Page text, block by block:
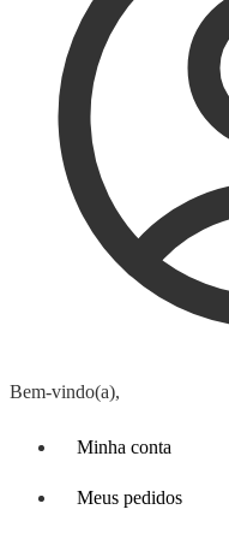
Bem-vindo(a),
Minha conta
Meus pedidos